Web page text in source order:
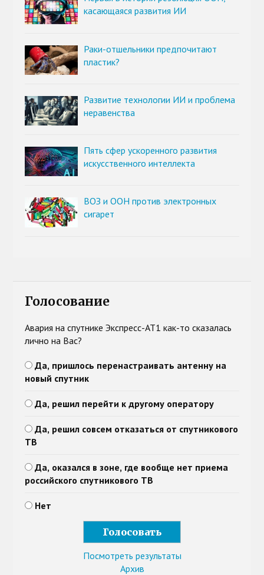
касающаяся развития ИИ
Раки-отшельники предпочитают
пластик?
Развитие технологии ИИ и проблема
неравенства
Пять сфер ускоренного развития
искусственного интеллекта
ВОЗ и ООН против электронных
сигарет
Голосование
Авария на спутнике Экспресс-АТ1 как-то сказалась
лично на Вас?
Да, пришлось перенастраивать антенну на
новый спутник
Да, решил перейти к другому оператору
Да, решил совсем отказаться от спутникового
ТВ
Да, оказался в зоне, где вообще нет приема
российского спутникового ТВ
Нет
Посмотреть результаты
Архив